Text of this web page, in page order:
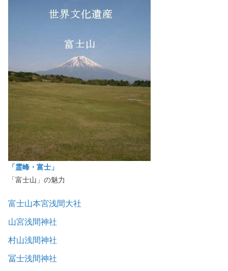
「霊峰・富士」
「富士山」の魅力
富士山本宮浅間大社
山宮浅間神社
村山浅間神社
冨士浅間神社